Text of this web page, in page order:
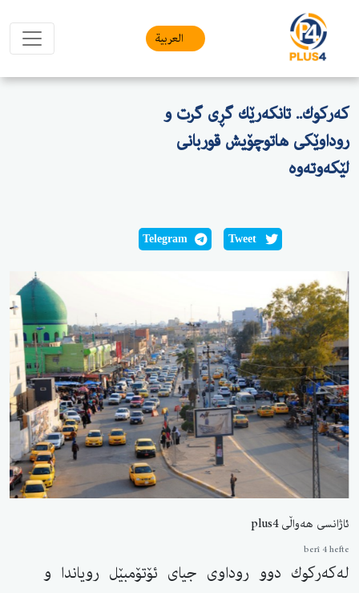
العربیة
كەركوك.. تانكەرێك گڕی گرت و
روداوێكی هاتوچۆیش قوربانی
لێكەوتەوە
Tweet
Telegram
ئاژانسی هەواڵی plus4
berî 4 hefte
لەكەركوك دوو روداوی جیای ئۆتۆمبێل رویاندا و